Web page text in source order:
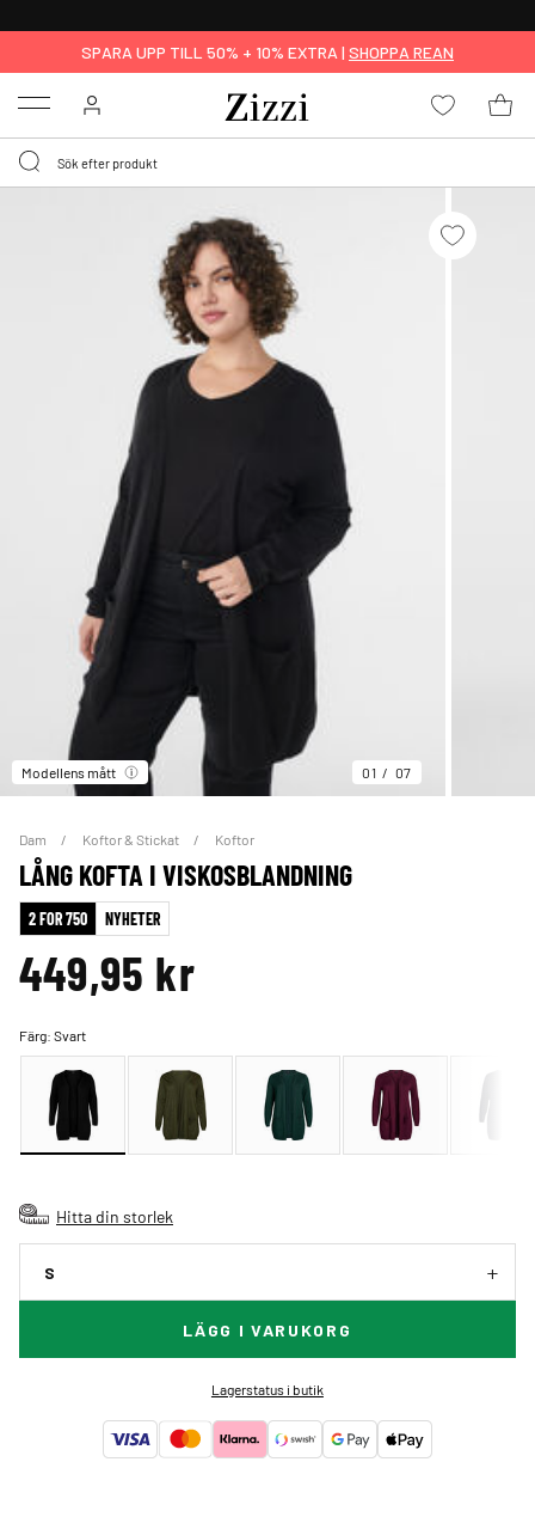
SPARA UPP TILL 50% + 10% EXTRA | SHOPPA REAN
Menu
Modellens mått 01 07
Dam Koftor & Stickat Koftor
LÅNG KOFTA I VISKOSBLANDNING
2 FOR 750 NYHETER
449,95 kr
Färg:Svart
Hitta din storlek
S
LÄGG I VARUKORG
Lagerstatus i butik